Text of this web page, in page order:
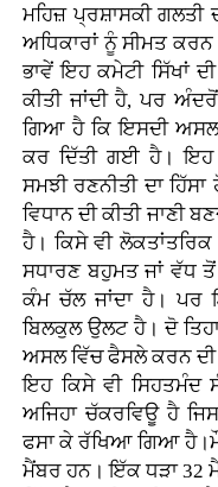
ਮਹਿਜ਼ ਪ੍ਰਸ਼ਾਸਕੀ ਗਲਤੀ
ਅਧਿਕਾਰਾਂ ਨੂੰ ਸੀਮਤ ਕਰਨ
ਭਾਵੇਂ ਇਹ ਕਮੇਟੀ ਸਿੱਖਾਂ
ਕੀਤੀ ਜਾਂਦੀ ਹੈ, ਪਰ
ਗਿਆ ਹੈ ਕਿ ਇਸਦੀ ਅਸਲ
ਕਰ ਦਿੱਤੀ ਗਈ ਹੈ। ਇਹ
ਸਮਝੀ ਰਣਨੀਤੀ ਦਾ
ਵਿਧਾਨ ਦੀ ਕੀਤੀ ਜਾਣੀ
ਹੈ। ਕਿਸੇ ਵੀ
ਸਧਾਰਣ ਬਹੁਮਤ ਜਾਂ ਵੱਧ
ਕੰਮ ਚੱਲ ਜਾਂਦਾ ਹੈ।
ਬਿਲਕੁਲ ਉਲਟ ਹੈ। ਦੋ
ਅਸਲ ਵਿੱਚ ਫੈਸਲੇ ਕਰਨ
ਇਹ ਕਿਸੇ ਵੀ ਸਿਹਤਮੰਦ
ਅਜਿਹਾ ਚੱਕਰਵਿਊ ਹੈ
ਫਸਾ ਕੇ ਰੱਖਿਆ ਗਿਆ
ਮੈਂਬਰ ਹਨ। ਇੱਕ ਧੜਾ 32